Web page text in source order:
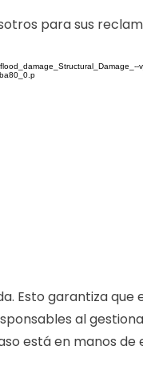
para sus
Esto garantiza
al
está en manos